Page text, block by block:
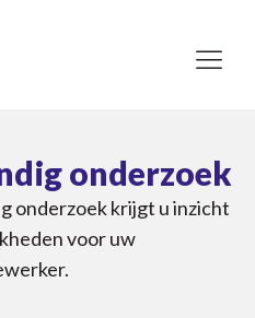
onderzoek
onderzoek krijgt u inzicht
voor uw